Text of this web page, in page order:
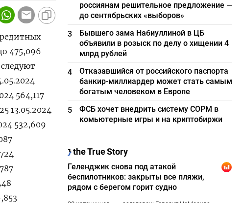
475,096
564,117
13.05.2024
532,609
россиянам решительное предложение —
до сентябрьских «выборов»
3
Бывшего зама Набиуллиной в ЦБ
объявили в розыск по делу о хищении 4
млрд рублей
4
Отказавшийся от российского паспорта
банкир-миллиардер может стать самым
богатым человеком в Европе
5
ФСБ хочет внедрить систему СОРМ в
комьютерные игры и на криптобиржи